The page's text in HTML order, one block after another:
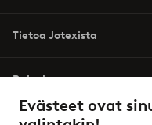
Evästeet ovat
Tietoa Jotexista
Palvelumme